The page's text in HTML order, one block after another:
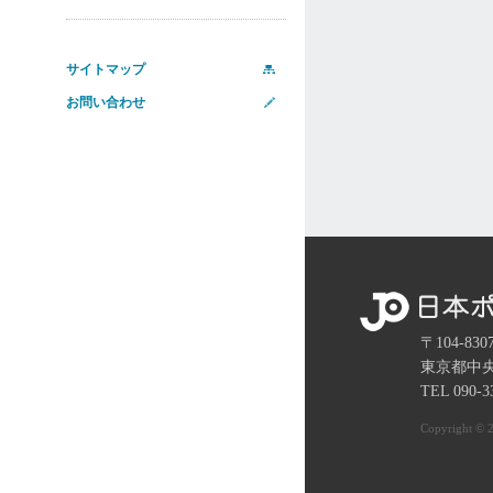
〒104-
東京都中
TEL 090-
Copyright ©
サイトマップ
お問い合わせ